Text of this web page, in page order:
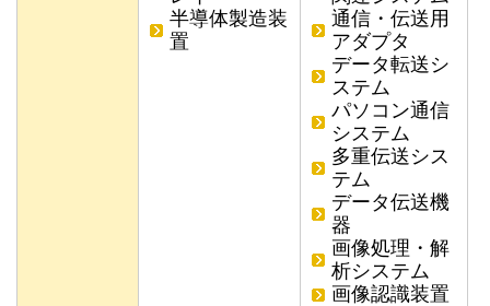
半導体製造装
置
通信・伝送用
アダプタ
データ転送シ
ステム
パソコン通信
システム
多重伝送シス
テム
データ伝送機
器
画像処理・解
析システム
画像認識装置